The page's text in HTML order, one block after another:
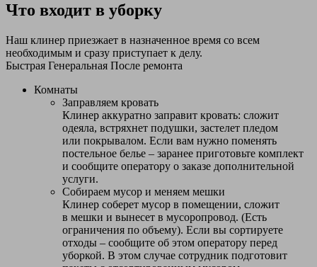
Что входит в уборку
Наш клинер приезжает в назначенное время со всем
необходимым и сразу приступает к делу.
Быстрая Генеральная После ремонта
Комнаты
Заправляем кровать
Клинер аккуратно заправит кровать: сложит
одеяла, встряхнет подушки, застелет пледом
или покрывалом. Если вам нужно поменять
постельное белье – заранее приготовьте комплект
и сообщите оператору о заказе дополнительной
услуги.
Собираем мусор и меняем мешки
Клинер соберет мусор в помещении, сложит
в мешки и вынесет в мусоропровод. (Есть
ограничения по объему). Если вы сортируете
отходы – сообщите об этом оператору перед
уборкой. В этом случае сотрудник подготовит